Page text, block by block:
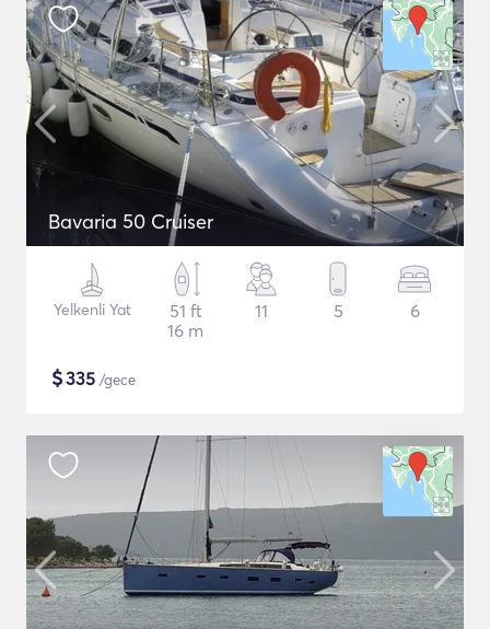
Bavaria 50 Cruiser
Yelkenli Yat
51 ft
16 m
11 5 6
$335 /gece